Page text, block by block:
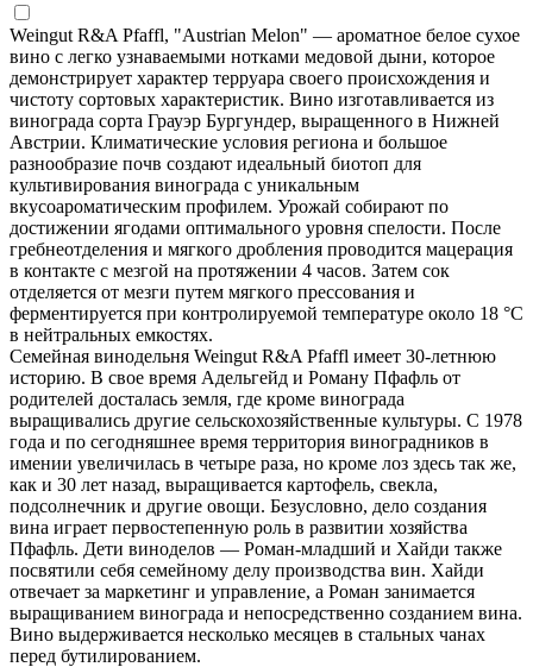
Weingut R&A Pfaffl, "Austrian Melon" — ароматное белое сухое
вино с легко узнаваемыми нотками медовой дыни, которое
демонстрирует характер терруара своего происхождения и
чистоту сортовых характеристик. Вино изготавливается из
винограда сорта Грауэр Бургундер, выращенного в Нижней
Австрии. Климатические условия региона и большое
разнообразие почв создают идеальный биотоп для
культивирования винограда с уникальным
вкусоароматическим профилем. Урожай собирают по
достижении ягодами оптимального уровня спелости. После
гребнеотделения и мягкого дробления проводится мацерация
в контакте с мезгой на протяжении 4 часов. Затем сок
отделяется от мезги путем мягкого прессования и
ферментируется при контролируемой температуре около 18 °С
в нейтральных емкостях.
Семейная винодельня Weingut R&A Pfaffl имеет 30-летнюю
историю. В свое время Адельгейд и Роману Пфафль от
родителей досталась земля, где кроме винограда
выращивались другие сельскохозяйственные культуры. С 1978
года и по сегодняшнее время территория виноградников в
имении увеличилась в четыре раза, но кроме лоз здесь так же,
как и 30 лет назад, выращивается картофель, свекла,
подсолнечник и другие овощи. Безусловно, дело создания
вина играет первостепенную роль в развитии хозяйства
Пфафль. Дети виноделов — Роман-младший и Хайди также
посвятили себя семейному делу производства вин. Хайди
отвечает за маркетинг и управление, а Роман занимается
выращиванием винограда и непосредственно созданием вина.
Вино выдерживается несколько месяцев в стальных чанах
перед бутилированием.